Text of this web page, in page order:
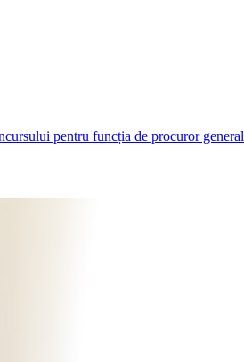
pentru funcția de procuror general